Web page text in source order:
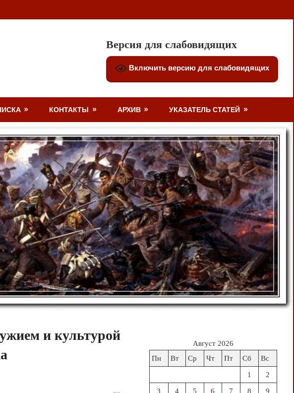
Версия для слабовидящих
Включить версию для слабовидящих
КОНТАКТЫ АРХИВ УКАЗАТЕЛЬ СТАТЕЙ
и культурой
Август 2026
Пн
Вт Ср Чт Пт Сб Вс
1 2
3 4 5 6 7 8 9